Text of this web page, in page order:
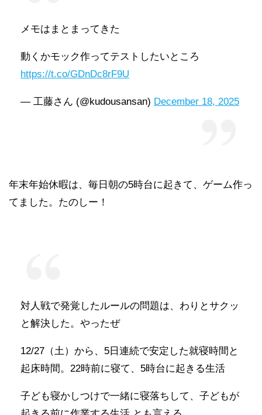
メモはまとまってきた
動くかモック作ってテストしたいところ
https://t.co/GDnDc8rF9U
— 工藤さん (@kudousansan) December 18, 2025
年末年始休暇は、毎日朝の5時台に起きて、ゲーム作っ
てました。たのしー！
対人戦で発覚したルールの問題は、わりとサクッ
と解決した。やったぜ
12/27（土）から、5日連続で安定した就寝時間と
起床時間。22時前に寝て、5時台に起きる生活
子ども寝かしつけで一緒に寝落ちして、子どもが